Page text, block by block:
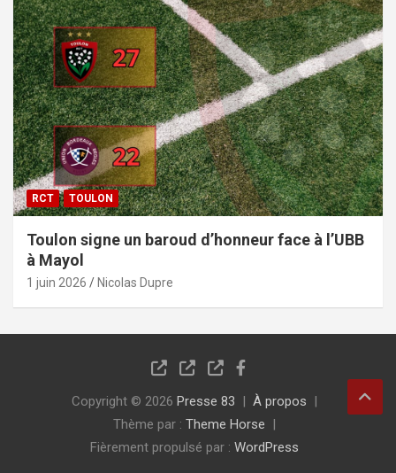
RCT TOULON
Toulon signe un baroud d’honneur face à l’UBB
à Mayol
1 juin 2026 Nicolas Dupre
Copyright © 2026 Presse 83
À propos
Thème par : Theme Horse
Fièrement propulsé par : WordPress